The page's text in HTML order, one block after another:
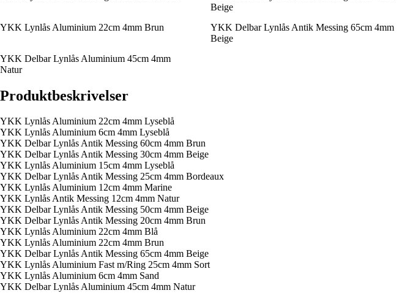
Beige
YKK Lynlås Aluminium 22cm 4mm Brun
YKK Delbar Lynlås Antik Messing 65cm 4mm
Beige
YKK Delbar Lynlås Aluminium 45cm 4mm
Natur
Produktbeskrivelser
YKK Lynlås Aluminium 22cm 4mm Lyseblå
YKK Lynlås Aluminium 6cm 4mm Lyseblå
YKK Delbar Lynlås Antik Messing 60cm 4mm Brun
YKK Delbar Lynlås Antik Messing 30cm 4mm Beige
YKK Lynlås Aluminium 15cm 4mm Lyseblå
YKK Delbar Lynlås Antik Messing 25cm 4mm Bordeaux
YKK Lynlås Aluminium 12cm 4mm Marine
YKK Lynlås Antik Messing 12cm 4mm Natur
YKK Delbar Lynlås Antik Messing 50cm 4mm Beige
YKK Delbar Lynlås Antik Messing 20cm 4mm Brun
YKK Lynlås Aluminium 22cm 4mm Blå
YKK Lynlås Aluminium 22cm 4mm Brun
YKK Delbar Lynlås Antik Messing 65cm 4mm Beige
YKK Lynlås Aluminium Fast m/Ring 25cm 4mm Sort
YKK Lynlås Aluminium 6cm 4mm Sand
YKK Delbar Lynlås Aluminium 45cm 4mm Natur